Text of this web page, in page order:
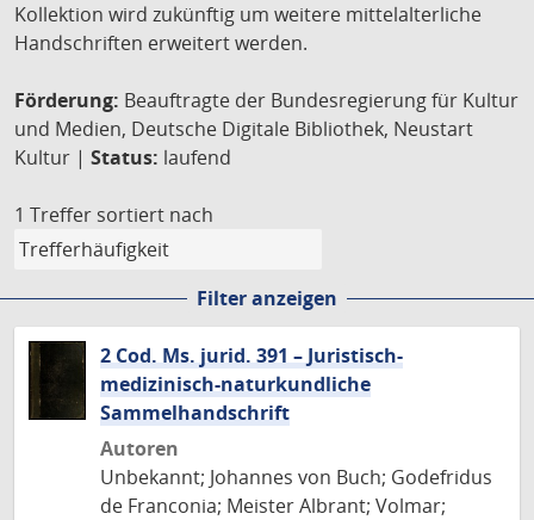
Kollektion wird zukünftig um weitere mittelalterliche
Handschriften erweitert werden.
Förderung: Beauftragte der Bundesregierung für Kultur
und Medien, Deutsche Digitale Bibliothek, Neustart
Kultur | Status: laufend
1 Treffer sortiert nach
Filter anzeigen
2 Cod. Ms. jurid. 391 – Juristisch-
medizinisch-naturkundliche
Sammelhandschrift
Autoren
Unbekannt; Johannes von Buch; Godefridus
de Franconia; Meister Albrant; Volmar;